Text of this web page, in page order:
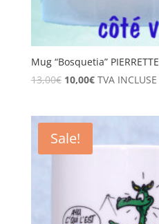
Mug “Bosquetia” PIERRETTE
13,00€ 10,00€ TVA INCLUSE
Sale!